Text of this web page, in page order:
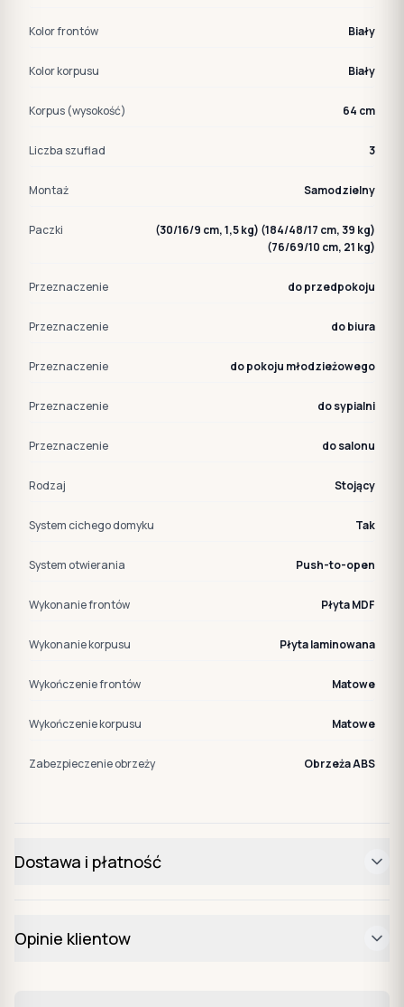
Kolor frontów Biały
Kolor korpusu Biały
Korpus (wysokość) 64 cm
Liczba szuflad 3
Montaż Samodzielny
Paczki
(30/16/9 cm, 1,5 kg) (184/48/17 cm, 39 kg)
(76/69/10 cm, 21 kg)
Przeznaczenie do przedpokoju
Przeznaczenie do biura
Przeznaczenie do pokoju młodzieżowego
Przeznaczenie do sypialni
Przeznaczenie do salonu
Rodzaj Stojący
System cichego domyku Tak
System otwierania Push-to-open
Wykonanie frontów Płyta MDF
Wykonanie korpusu Płyta laminowana
Wykończenie frontów Matowe
Wykończenie korpusu Matowe
Zabezpieczenie obrzeży Obrzeża ABS
Dostawa i płatność
Opinie klientow